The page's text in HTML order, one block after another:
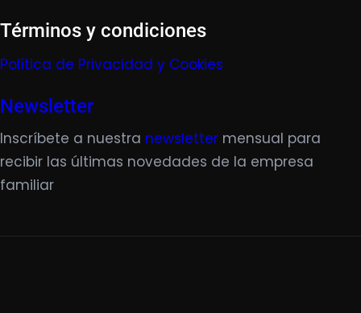
Términos y condiciones
Política de Privacidad y Cookies
Newsletter
Inscríbete a nuestra newsletter mensual para
recibir las últimas novedades de la empresa
familiar